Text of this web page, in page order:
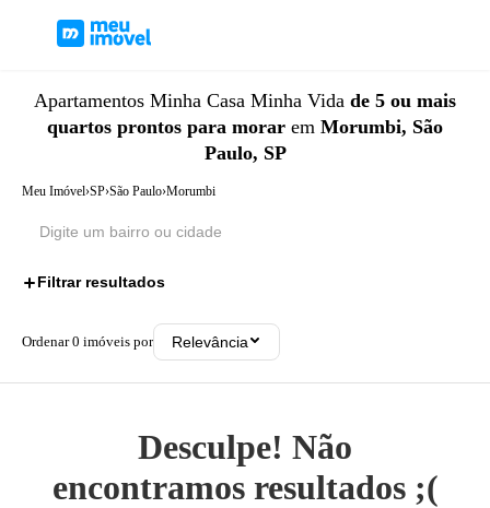
Apartamentos Minha Casa Minha Vida de 5 ou mais
quartos prontos para morar em Morumbi, São
Paulo, SP
Meu Imóvel›SP›São Paulo›Morumbi
Filtrar resultados
Ordenar0 imóveis por Relevância
Desculpe! Não
encontramos resultados ;(